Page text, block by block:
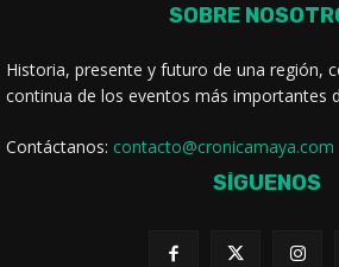
SOBRE
Historia, presente y futuro de una región,
continua de los eventos más importantes
Contáctanos: contacto@cronicamaya.com
SÍGUENOS